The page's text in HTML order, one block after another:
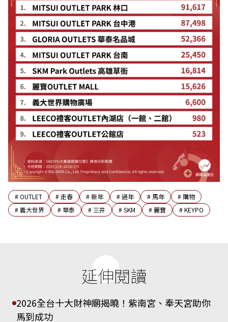
#OUTLET #走春 #新年 #過年 # 馬年 # 購物
#義大世界 #華泰 #三井 #SKM #麗寶 #KEYPO
延伸閱讀
2026全台十大財神廟揭曉！紫南宮、奉天宮助你
馬到成功